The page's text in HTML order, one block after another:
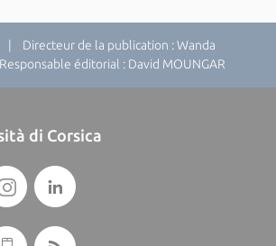
| Directeur de la publication : Wanda
éditorial : David MOUNGAR
di Corsica